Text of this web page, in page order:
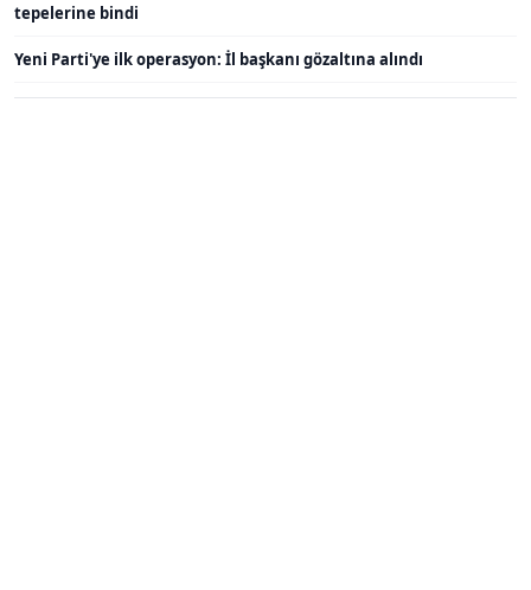
tepelerine bindi
Yeni Parti'ye ilk operasyon: İl başkanı gözaltına alındı